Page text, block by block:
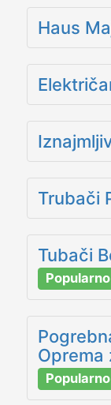
Haus
Trubači
Tubači
Popularno
Oprema
Popularno